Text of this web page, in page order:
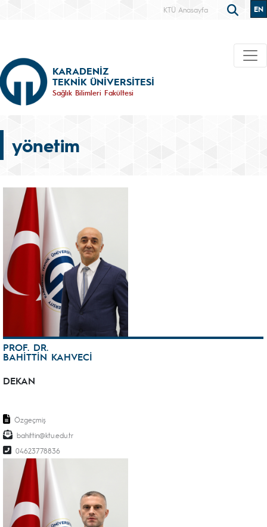
KTÜ Anasayfa EN
KARADENİZ
TEKNİK ÜNİVERSİTESİ
Sağlık Bilimleri Fakültesi
yönetim
PROF. DR.
BAHİTTİN KAHVECİ
DEKAN
Özgeçmiş
bahittin@ktu.edu.tr
04623778836